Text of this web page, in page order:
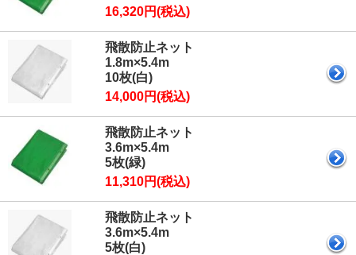
16,320円(税込)
飛散防止ネット
1.8m×5.4m
10枚(白)
14,000円(税込)
飛散防止ネット
3.6m×5.4m
5枚(緑)
11,310円(税込)
飛散防止ネット
3.6m×5.4m
5枚(白)